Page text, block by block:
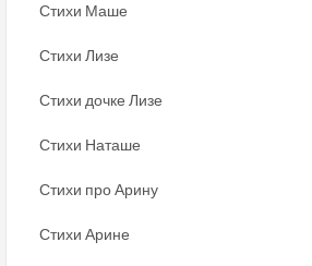
Стихи Маше
Стихи Лизе
Стихи дочке Лизе
Стихи Наташе
Стихи про Арину
Стихи Арине